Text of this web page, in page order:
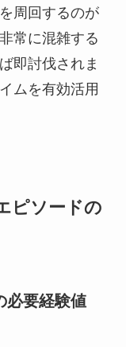
周回するのが
常に混雑する
即討伐されま
ムを有効活用
ピソードの
必要経験値